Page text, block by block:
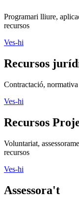
Programari lliure,
recursos
Ves-hi
Recursos
Contractació,
Ves-hi
Recursos
Voluntariat,
recursos
Ves-hi
Assessora't